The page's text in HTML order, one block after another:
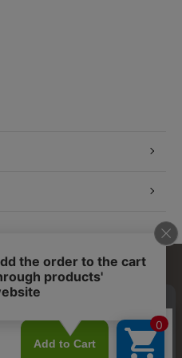
社概要 プライバシーポリシー
基づく表示 店舗リスト